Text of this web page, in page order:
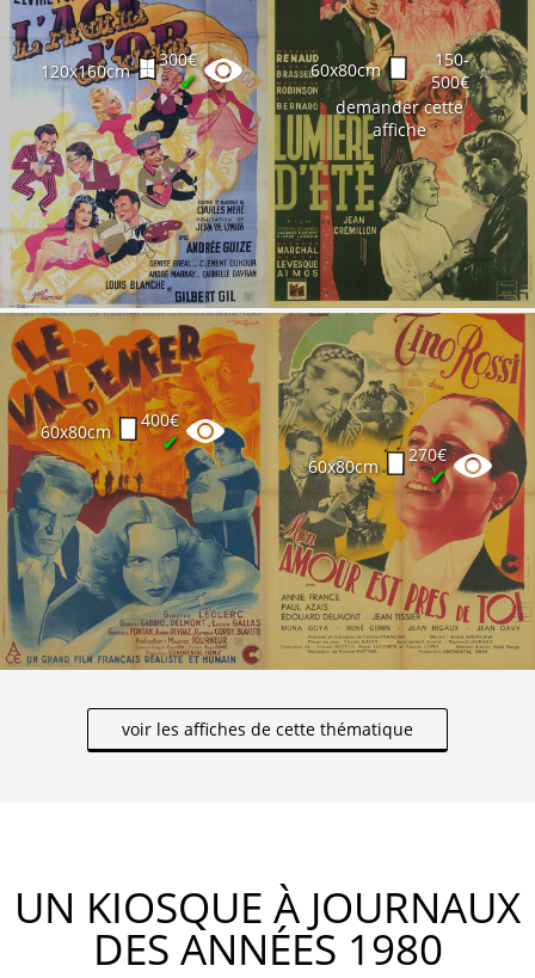
120x160cm
300€
✔ 60x80cm
150-
500€ ☆
demander cette
affiche
60x80cm
400€
✔
60x80cm
270€
✔
voir les affiches de cette thématique
UN KIOSQUE À JOURNAUX
DES ANNÉES 1980